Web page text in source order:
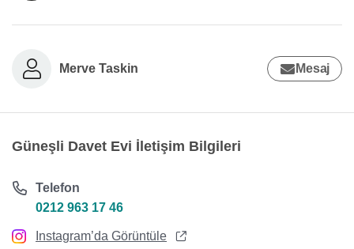
Merve Taskin Mesaj
Güneşli Davet Evi İletişim Bilgileri
Telefon
0212 963 17 46
Instagram’da Görüntüle